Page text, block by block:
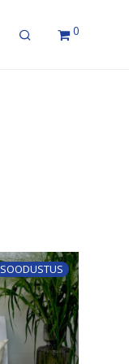
0
SOODUSTUS